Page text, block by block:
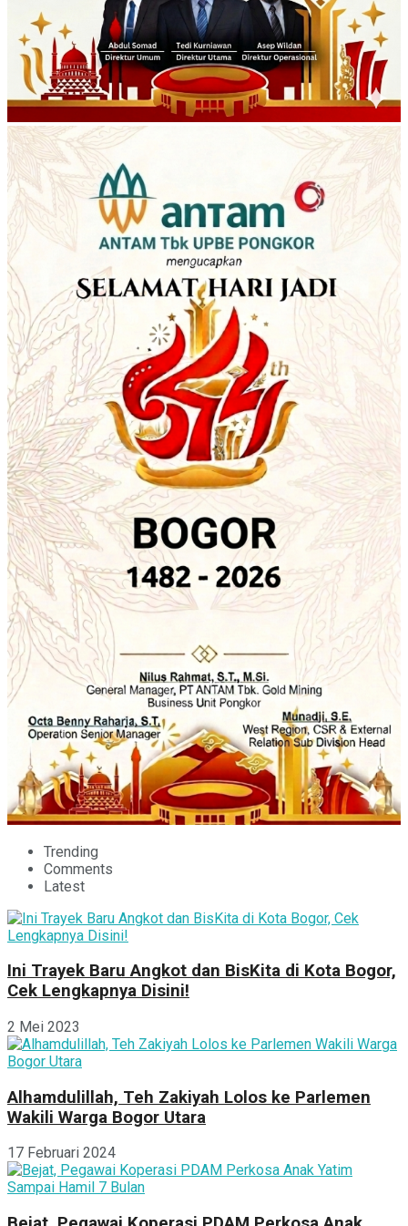
Trending
Comments
Latest
Ini Trayek Baru Angkot dan BisKita di Kota Bogor,
Cek Lengkapnya Disini!
2 Mei 2023
Alhamdulillah, Teh Zakiyah Lolos ke Parlemen
Wakili Warga Bogor Utara
17 Februari 2024